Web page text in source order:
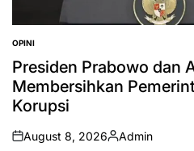
POSTED
IN
OPINI
Presiden Prabowo dan
Membersihkan
Korupsi
on
August 8, 2026
Posted
Admin